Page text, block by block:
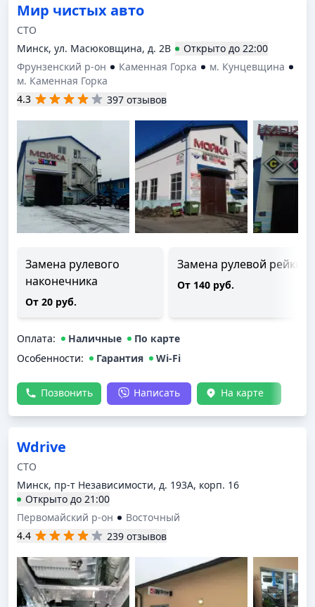
Мир чистых авто
СТО
Минск, ул. Масюковщина, д. 2В
Открыто до 22:00
Фрунзенский р-он
Каменная Горка
м. Кунцевщина
м. Каменная Горка
4.3
397 отзывов
Замена рулевого
наконечника
От 20 руб.
Замена рулевой рейки
От 140 руб.
Оплата: Наличные
По карте
Особенности:
Гарантия Wi-Fi
Позвонить Написать На карте
Wdrive
СТО
Минск, пр-т Независимости, д. 193А, корп. 16
Открыто до 21:00
Первомайский р-он
Восточный
4.4
239 отзывов